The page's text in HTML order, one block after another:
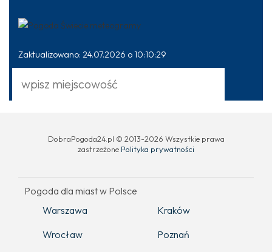
Zaktualizowano: 24.07.2026 o 10:10:29
DobraPogoda24.pl © 2013-2026 Wszystkie prawa
zastrzeżone Polityka prywatności
Pogoda dla miast w Polsce
Warszawa
Kraków
Wrocław
Poznań